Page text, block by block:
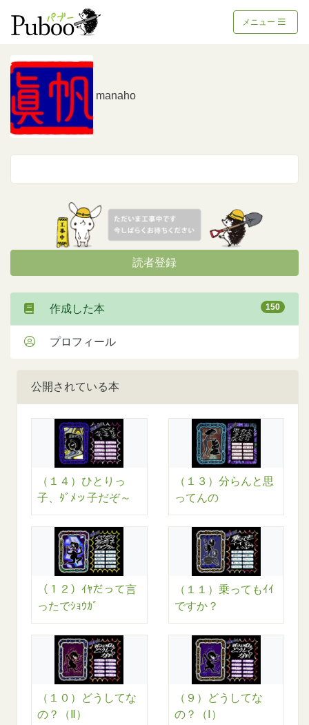
メニュー
公開されている本
（１４）ひとりっ
子、ﾀﾞﾒッ子だぞ～
（１３）分らんと思
ってんの
（１２）ｲﾔだって言
ったでｼｮｳｶﾞ
（１１）乗ってもｲｲ
ですか？
（１０）どうしてな
の？（Ⅱ）
（９）どうしてな
の？（Ⅰ）
manaho
読者登録
作成した本 150
プロフィール